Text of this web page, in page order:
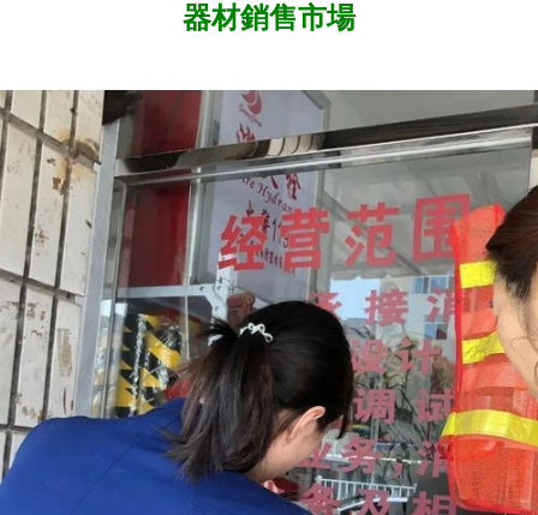
器材銷售市場